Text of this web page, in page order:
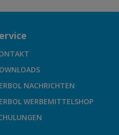
NACHRICHTEN
WERBEMITTELSHOP